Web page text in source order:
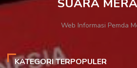
SUARA
Web Informasi Pemda
KATEGORI TERPOPULER